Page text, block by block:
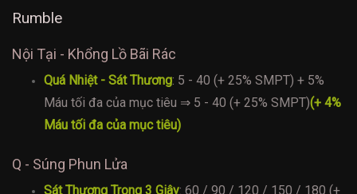
Rumble
Nội Tại - Khổng Lồ Bãi Rác
Quá Nhiệt - Sát Thương: 5 - 40 (+ 25% SMPT) + 5%
Máu tối đa của mục tiêu ⇒ 5 - 40 (+ 25% SMPT)(+ 4%
Máu tối đa của mục tiêu)
Q - Súng Phun Lửa
Sát Thương Trong 3 Giây: 60 / 90 / 120 / 150 / 180 (+